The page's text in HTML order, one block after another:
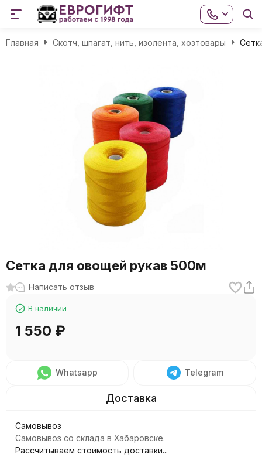
Главная Скотч, шпагат, нить, изолента, хозтовары
Сетка для овощей рукав 500м
Написать отзыв
В наличии
1 550 ₽
Whatsapp Telegram
Самовывоз
Самовывоз со склада в Хабаровске.
Рассчитываем стоимость доставки...